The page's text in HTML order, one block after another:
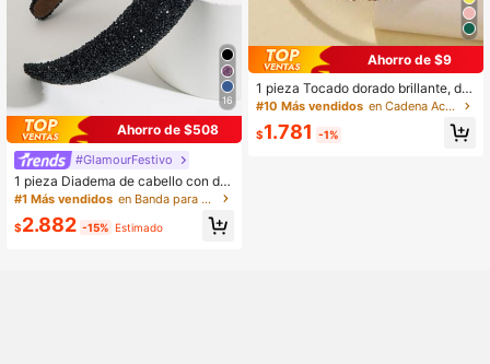
16
Ahorro de $508
#GlamourFestivo
1 pieza Diadema de cabello con dis
eño de chocolate desmoronado arc
oíris, accesorio de cabello elegante
y hermoso
#1 Más vendidos en Banda para el cabello de la industria pesada Ac
$2.882 -15% Estimado
Ahorro de $9
1 pieza Tocado dorado brillante, dia
dema de cadena, dulce y versátil p
equillo, accesorios para el cabello
#10 Más vendidos en Cadena Accesorios para el cabello de las mujere
$1.781 -1%